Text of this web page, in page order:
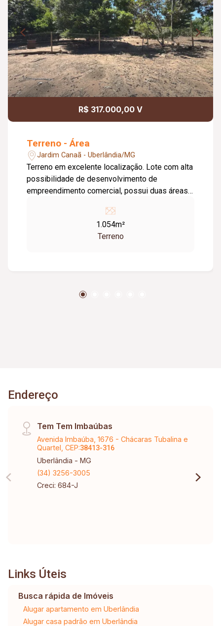
R$ 317.000,00 V
Terreno - Área
Jardim Canaã - Uberlândia/MG
Terreno em excelente localização. Lote com alta
possibilidade de desenvolvimento de
empreendimento comercial, possui duas áreas
22,25m; Fundo 22,25m; Lateral esquerda
47,54m; Lateral direita 47,25m; Totalizando
1,054,54m². Valores sujeitos a alterações.
1.054m²
Terreno
Endereço
Tem Tem Imbaúbas
Avenida Imbaúba, 1676 - Chácaras Tubalina e
Quartel, CEP:38413-316
Uberlândia - MG
(34) 3256-3005
Creci: 684-J
Links Úteis
Busca rápida de Imóveis
Alugar apartamento em Uberlândia
Alugar casa padrão em Uberlândia